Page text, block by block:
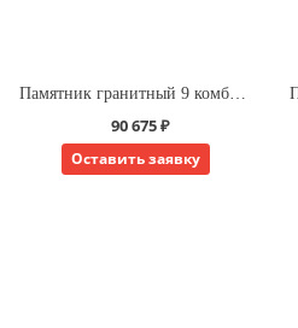
Памятник гранитный 9 комбинированный для одного
90 675 ₽
Оставить заявку